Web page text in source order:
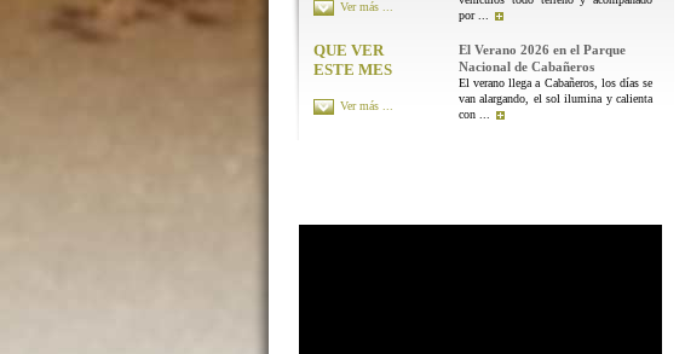
por ...
Ver más ...
QUE VER
ESTE MES
El Verano 2026 en el Parque
Nacional de Cabañeros
El verano llega a Cabañeros, los días se
van alargando, el sol ilumina y calienta
con ...
Ver más ...